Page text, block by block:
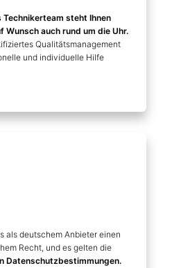
steht Ihnen
Wunsch auch rund um die Uhr.
Qualitätsmanagement
und individuelle Hilfe
als deutschem Anbieter einen
Recht, und es gelten die
Datenschutz­bestimmungen.